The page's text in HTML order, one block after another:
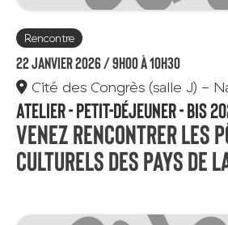
Rencontre
22 janvier 2026 /9h00 à 10h30
Cité des Congrès (salle J) -
Atelier - Petit-déjeuner - BIS
Venez rencontrer les
culturels des Pays de